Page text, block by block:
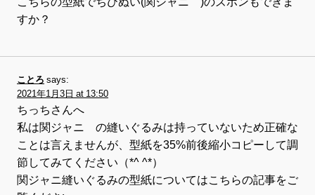
すか？
ことろ says:
2021年1月3日 at 13:50
ちっちさんへ
私は関ジャニ∞の縫いぐるみは持っていないため正確な
ことは言えませんが、型紙を35%前後縮小コピーして調
節してみてください（*^ ^*）
関ジャニ縫いぐるみの型紙についてはこちらの記事をご